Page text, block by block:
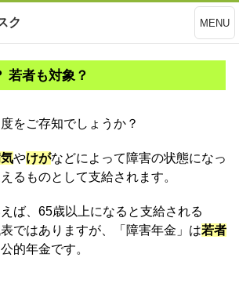
ク MENU
若者も対象？
をご存知でしょうか？
やけがなどによって障害の状態になっ
るものとして支給されます。
ば、65歳以上になると支給される
表ではありますが、「障害年金」は若者
的年金です。